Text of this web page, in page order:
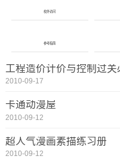
校外访问
参考指南
工程造价计价与控制过关
2010-09-17
卡通动漫屋
2010-09-12
超人气漫画素描练习册
2010-09-12